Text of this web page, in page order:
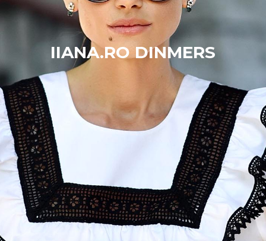
IIANA.RO DINMERS